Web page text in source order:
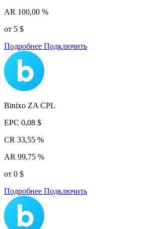
AR 100,00 %
от 5 $
Подробнее Подключить
Binixo ZA CPL
EPC 0,08 $
CR 33,55 %
AR 99,75 %
от 0 $
Подробнее Подключить